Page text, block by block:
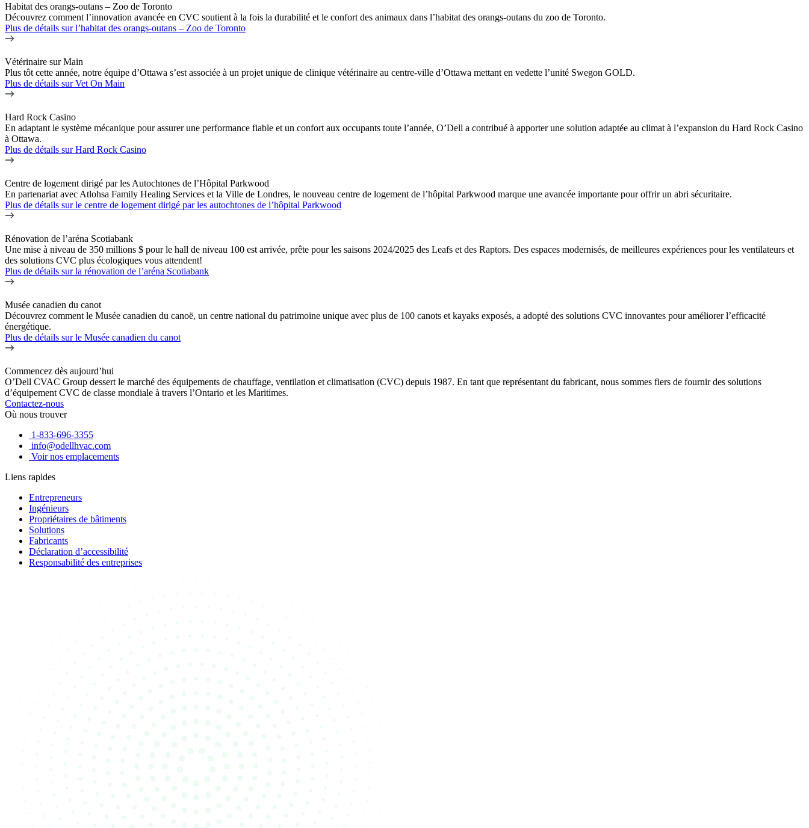
Habitat des orangs-outans – Zoo de Toronto
Découvrez comment l’innovation avancée en CVC soutient à la fois la durabilité et le confort des animaux dans l’habitat des orangs-outans du zoo de Toronto.
Plus de détails sur l’habitat des orangs-outans – Zoo de Toronto
Vétérinaire sur Main
Plus tôt cette année, notre équipe d’Ottawa s’est associée à un projet unique de clinique vétérinaire au centre-ville d’Ottawa mettant en vedette l’unité Swegon GOLD.
Plus de détails sur Vet On Main
Hard Rock Casino
En adaptant le système mécanique pour assurer une performance fiable et un confort aux occupants toute l’année, O’Dell a contribué à apporter une solution adaptée au climat à l’expansion du Hard Rock Casino
à Ottawa.
Plus de détails sur Hard Rock Casino
Centre de logement dirigé par les Autochtones de l’Hôpital Parkwood
En partenariat avec Atlohsa Family Healing Services et la Ville de Londres, le nouveau centre de logement de l’hôpital Parkwood marque une avancée importante pour offrir un abri sécuritaire.
Plus de détails sur le centre de logement dirigé par les autochtones de l’hôpital Parkwood
Rénovation de l’aréna Scotiabank
Une mise à niveau de 350 millions $ pour le hall de niveau 100 est arrivée, prête pour les saisons 2024/2025 des Leafs et des Raptors. Des espaces modernisés, de meilleures expériences pour les ventilateurs et
des solutions CVC plus écologiques vous attendent!
Plus de détails sur la rénovation de l’aréna Scotiabank
Musée canadien du canot
Découvrez comment le Musée canadien du canoë, un centre national du patrimoine unique avec plus de 100 canots et kayaks exposés, a adopté des solutions CVC innovantes pour améliorer l’efficacité
énergétique.
Plus de détails sur le Musée canadien du canot
Commencez dès aujourd’hui
O’Dell CVAC Group dessert le marché des équipements de chauffage, ventilation et climatisation (CVC) depuis 1987. En tant que représentant du fabricant, nous sommes fiers de fournir des solutions
d’équipement CVC de classe mondiale à travers l’Ontario et les Maritimes.
Contactez-nous
Où nous trouver
1-833-696-3355
info@odellhvac.com
Voir nos emplacements
Liens rapides
Entrepreneurs
Ingénieurs
Propriétaires de bâtiments
Solutions
Fabricants
Déclaration d’accessibilité
Responsabilité des entreprises